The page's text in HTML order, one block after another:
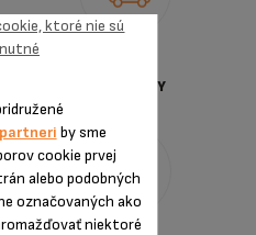
PODMIENKY
partneri by sme
cookie prvej
alebo podobných
označovaných ako
niektoré
ktoré nie sú